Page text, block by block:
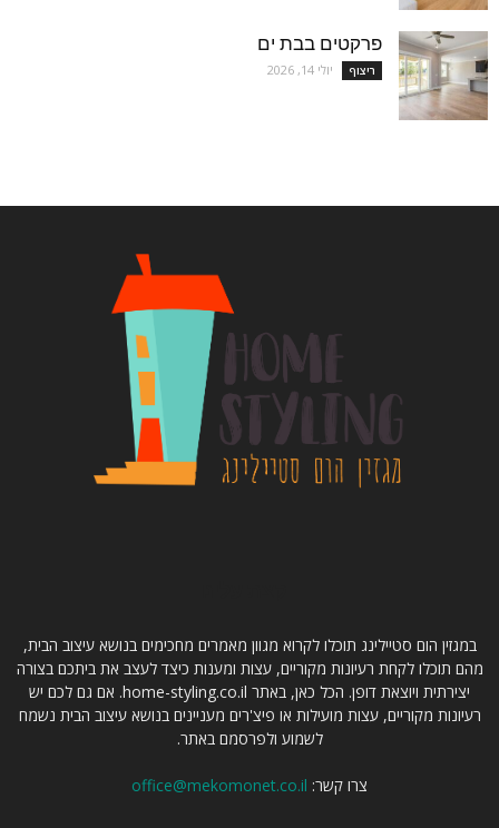
פרקטים בבת ים
ריצוף יולי 14, 2026
במגזין הום סטיילינג תוכלו לקרוא מגוון מאמרים מחכימים בנושא עיצוב הבית,
מהם תוכלו לקחת רעיונות מקוריים, עצות ומענות כיצד לעצב את ביתכם בצורה
יצירתית ויוצאת דופן. הכל כאן, באתר home-styling.co.il. אם גם לכם יש
רעיונות מקוריים, עצות מועילות או פיצ'רים מעניינים בנושא עיצוב הבית נשמח
לשמוע ולפרסמם באתר.
צרו קשר: office@mekomonet.co.il